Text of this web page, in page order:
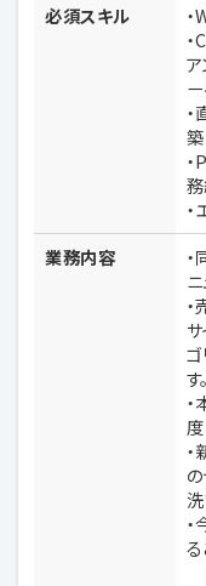
必須スキル
業務内容
す。
る